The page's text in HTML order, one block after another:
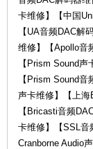
卡维修】【中国
【UA音频DAC
维修】【Apollo音
【Prism Sound
【Prism Sound
声卡维修】【上
【Bricasti音频
卡维修】【SSL音
Cranborne Audio